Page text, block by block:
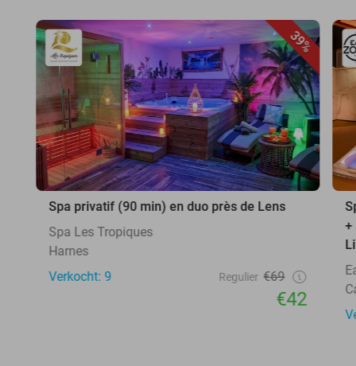
39%
Spa privatif (90 min) en duo près de Lens
Spa Les Tropiques
Harnes
Verkocht: 9
Regulier €69
€42
+